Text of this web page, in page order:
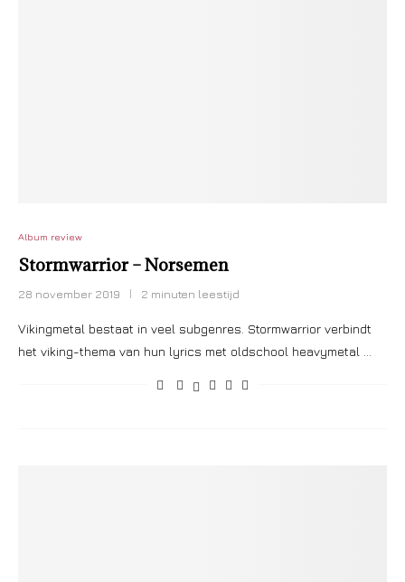
Album review
Stormwarrior – Norsemen
28 november 2019 2 minuten leestijd
Vikingmetal bestaat in veel subgenres. Stormwarrior verbindt
het viking-thema van hun lyrics met oldschool heavymetal …